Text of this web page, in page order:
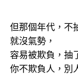
但那個年代，不
就沒氣勢，
容易被欺負，抽
你不欺負人，別